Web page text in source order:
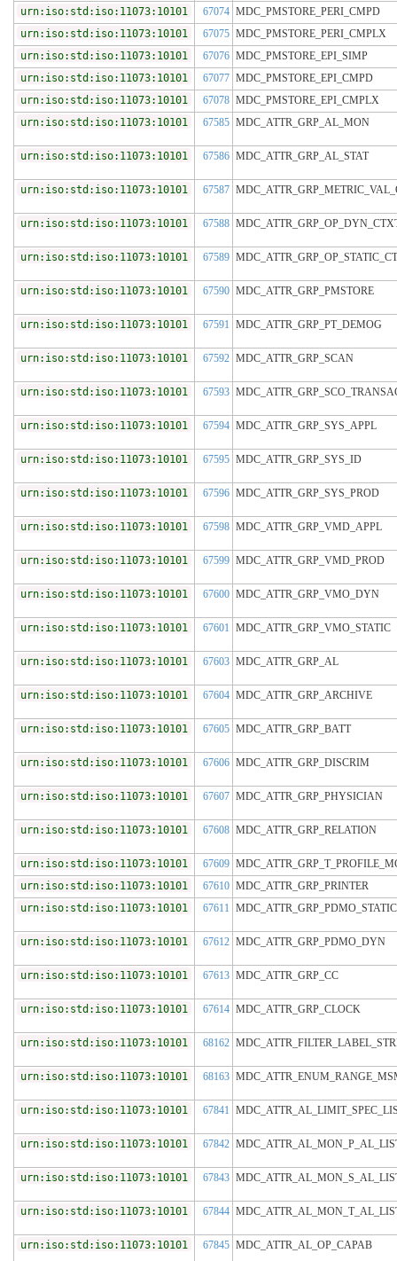
urn:iso:std:iso:11073:10101 67074 MDC_PMSTORE_PERI_CMPD
urn:iso:std:iso:11073:10101
67075 MDC_PMSTORE_PERI_CMPLX
urn:iso:std:iso:11073:10101
67076 MDC_PMSTORE_EPI_SIMP
urn:iso:std:iso:11073:10101
67077 MDC_PMSTORE_EPI_CMPD
urn:iso:std:iso:11073:10101
67078 MDC_PMSTORE_EPI_CMPLX
urn:iso:std:iso:11073:10101
67585 MDC_ATTR_GRP_AL_MON
urn:iso:std:iso:11073:10101 67586 MDC_ATTR_GRP_AL_STAT
urn:iso:std:iso:11073:10101 67587
urn:iso:std:iso:11073:10101 67588
urn:iso:std:iso:11073:10101 67589
urn:iso:std:iso:11073:10101 67590 MDC_ATTR_GRP_PMSTORE
urn:iso:std:iso:11073:10101 67591 MDC_ATTR_GRP_PT_DEMOG
urn:iso:std:iso:11073:10101 67592 MDC_ATTR_GRP_SCAN
urn:iso:std:iso:11073:10101 67593
urn:iso:std:iso:11073:10101 67594 MDC_ATTR_GRP_SYS_APPL
urn:iso:std:iso:11073:10101 67595 MDC_ATTR_GRP_SYS_ID
urn:iso:std:iso:11073:10101 67596 MDC_ATTR_GRP_SYS_PROD
urn:iso:std:iso:11073:10101 67598 MDC_ATTR_GRP_VMD_APPL
urn:iso:std:iso:11073:10101 67599 MDC_ATTR_GRP_VMD_PROD
urn:iso:std:iso:11073:10101 67600 MDC_ATTR_GRP_VMO_DYN
urn:iso:std:iso:11073:10101 67601 MDC_ATTR_GRP_VMO_STATIC
urn:iso:std:iso:11073:10101 67603 MDC_ATTR_GRP_AL
urn:iso:std:iso:11073:10101 67604 MDC_ATTR_GRP_ARCHIVE
urn:iso:std:iso:11073:10101 67605 MDC_ATTR_GRP_BATT
urn:iso:std:iso:11073:10101 67606 MDC_ATTR_GRP_DISCRIM
urn:iso:std:iso:11073:10101 67607 MDC_ATTR_GRP_PHYSICIAN
urn:iso:std:iso:11073:10101 67608 MDC_ATTR_GRP_RELATION
urn:iso:std:iso:11073:10101 67609
urn:iso:std:iso:11073:10101
67610 MDC_ATTR_GRP_PRINTER
urn:iso:std:iso:11073:10101
67611 MDC_ATTR_GRP_PDMO_STATIC
urn:iso:std:iso:11073:10101 67612 MDC_ATTR_GRP_PDMO_DYN
urn:iso:std:iso:11073:10101 67613 MDC_ATTR_GRP_CC
urn:iso:std:iso:11073:10101 67614 MDC_ATTR_GRP_CLOCK
urn:iso:std:iso:11073:10101 68162
urn:iso:std:iso:11073:10101 68163
urn:iso:std:iso:11073:10101 67841
urn:iso:std:iso:11073:10101 67842
urn:iso:std:iso:11073:10101 67843
urn:iso:std:iso:11073:10101 67844
urn:iso:std:iso:11073:10101 67845 MDC_ATTR_AL_OP_CAPAB